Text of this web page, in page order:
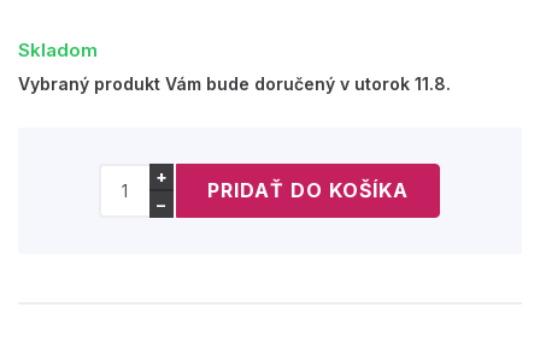
Skladom
Vybraný produkt Vám bude doručený v utorok 11.8.
+
−